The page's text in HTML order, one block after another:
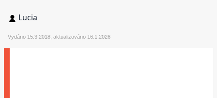
Lucia
Vydáno 15.3.2018, aktualizováno 16.1.2026